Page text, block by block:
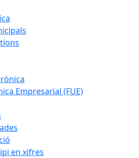
Empresarial (FUE)
en xifres